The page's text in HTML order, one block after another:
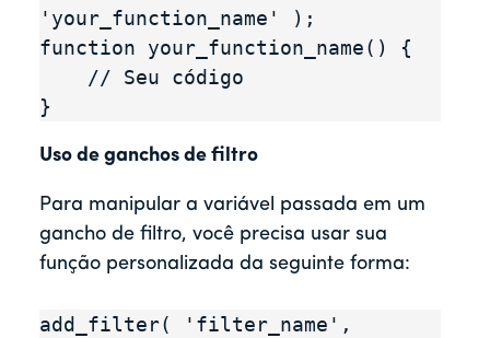
'your_function_name' );
function your_function_name() {
Uso de ganchos de filtro
Para manipular a variável passada em um
gancho de filtro, você precisa usar sua
função personalizada da seguinte forma:
add_filter( 'filter_name',